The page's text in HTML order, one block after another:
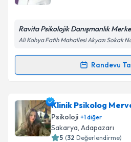
Kişisel verilerimin
Metni'ni okudum ve
Ravita Psikolojik Danışmanlık
Ali Kahya Fatih Mahallesi Akyazı Sokak
Randevu
Randevu Takvimi Talebi
Klinik Psikolog Neşe Soysal
talebi oluşturun. Size bu
için bir takvim
bilgilendireceğiz.
Klinik Psikolog
Psikoloji +1diğer
Sakarya, Adapazarı
5 (32 Değerlendirme)